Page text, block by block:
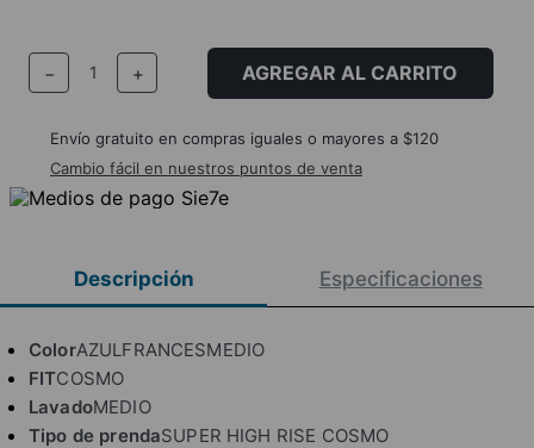
＋
－ AGREGAR AL CARRITO
Envío gratuito en compras iguales o mayores a $120
Cambio fácil en nuestros puntos de venta
Descripción Especificaciones
ColorAZULFRANCESMEDIO
FITCOSMO
LavadoMEDIO
Tipo de prendaSUPER HIGH RISE COSMO